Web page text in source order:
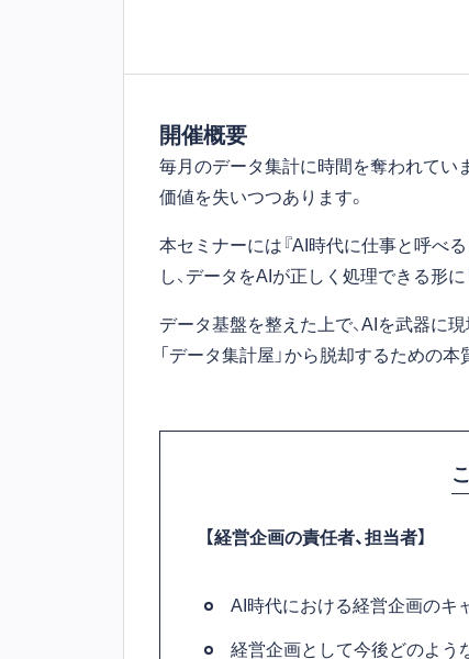
開催概要
毎月のデータ集計に時間を奪われてい
価値を失いつつあります。
本セミナーには『AI時代に仕事と呼べ
し、データをAIが正しく処理できる形に
データ基盤を整えた上で、AIを武器に現
「データ集計屋」から脱却するための
【経営企画の責任者、担当者】
AI時代における経営企画のキ
経営企画として今後どのよう